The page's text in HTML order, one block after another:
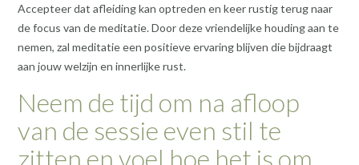
Accepteer dat afleiding kan optreden en keer rustig terug naar
de focus van de meditatie. Door deze vriendelijke houding aan te
nemen, zal meditatie een positieve ervaring blijven die bijdraagt
aan jouw welzijn en innerlijke rust.
Neem de tijd om na afloop
van de sessie even stil te
zitten en voel hoe het is om